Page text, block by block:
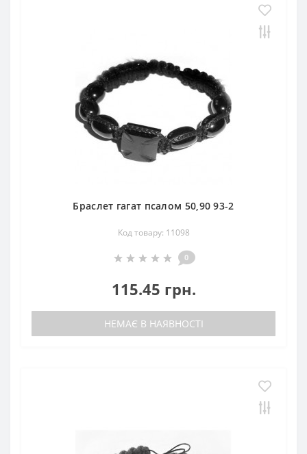
Браслет гагат псалом 50,90 93-2
Код товару: 11098
0
115.45 грн.
НЕМАЄ В НАЯВНОСТІ